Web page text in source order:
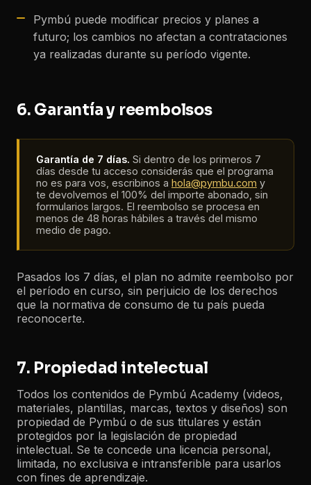
Pymbú puede modificar precios y planes a
futuro; los cambios no afectan a contrataciones
ya realizadas durante su período vigente.
6. Garantía y reembolsos
Garantía de 7 días. Si dentro de los primeros 7
días desde tu acceso considerás que el programa
no es para vos, escribinos a hola@pymbu.com y
te devolvemos el 100% del importe abonado, sin
formularios largos. El reembolso se procesa en
menos de 48 horas hábiles a través del mismo
medio de pago.
Pasados los 7 días, el plan no admite reembolso por
el período en curso, sin perjuicio de los derechos
que la normativa de consumo de tu país pueda
reconocerte.
7. Propiedad intelectual
Todos los contenidos de Pymbú Academy (videos,
materiales, plantillas, marcas, textos y diseños) son
propiedad de Pymbú o de sus titulares y están
protegidos por la legislación de propiedad
intelectual. Se te concede una licencia personal,
limitada, no exclusiva e intransferible para usarlos
con fines de aprendizaje.